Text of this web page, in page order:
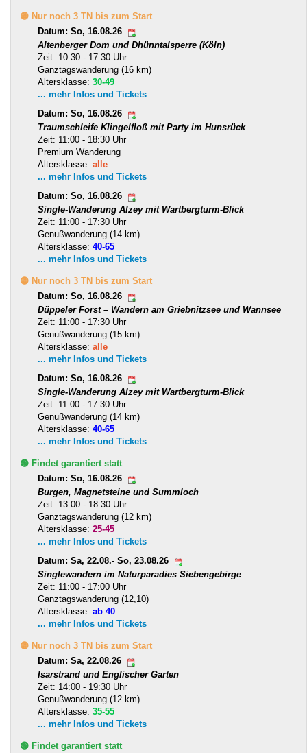
🟡 Nur noch 3 TN bis zum Start
Datum: So, 16.08.26
Altenberger Dom und Dhünntalsperre (Köln)
Zeit: 10:30 - 17:30 Uhr
Ganztagswanderung (16 km)
Altersklasse: 30-49
... mehr Infos und Tickets
Datum: So, 16.08.26
Traumschleife Klingelfloß mit Party im Hunsrück
Zeit: 11:00 - 18:30 Uhr
Premium Wanderung
Altersklasse: alle
... mehr Infos und Tickets
Datum: So, 16.08.26
Single-Wanderung Alzey mit Wartbergturm-Blick
Zeit: 11:00 - 17:30 Uhr
Genußwanderung (14 km)
Altersklasse: 40-65
... mehr Infos und Tickets
🟡 Nur noch 3 TN bis zum Start
Datum: So, 16.08.26
Düppeler Forst – Wandern am Griebnitzsee und Wannsee
Zeit: 11:00 - 17:30 Uhr
Genußwanderung (15 km)
Altersklasse: alle
... mehr Infos und Tickets
Datum: So, 16.08.26
Single-Wanderung Alzey mit Wartbergturm-Blick
Zeit: 11:00 - 17:30 Uhr
Genußwanderung (14 km)
Altersklasse: 40-65
... mehr Infos und Tickets
🟢 Findet garantiert statt
Datum: So, 16.08.26
Burgen, Magnetsteine und Summloch
Zeit: 13:00 - 18:30 Uhr
Ganztagswanderung (12 km)
Altersklasse: 25-45
... mehr Infos und Tickets
Datum: Sa, 22.08.- So, 23.08.26
Singlewandern im Naturparadies Siebengebirge
Zeit: 11:00 - 17:00 Uhr
Ganztagswanderung (12,10)
Altersklasse: ab 40
... mehr Infos und Tickets
🟡 Nur noch 3 TN bis zum Start
Datum: Sa, 22.08.26
Isarstrand und Englischer Garten
Zeit: 14:00 - 19:30 Uhr
Genußwanderung (12 km)
Altersklasse: 35-55
... mehr Infos und Tickets
🟢 Findet garantiert statt